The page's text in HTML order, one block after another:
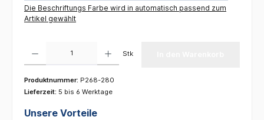
Die Beschriftungs Farbe wird in automatisch passend zum
Artikel gewählt
Stk
Produktnummer: P268-280
Lieferzeit: 5 bis 6 Werktage
Unsere Vorteile